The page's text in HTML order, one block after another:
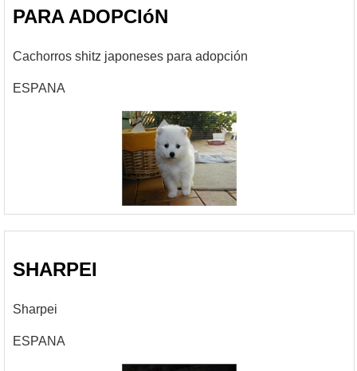
PARA ADOPCIóN
Cachorros shitz japoneses para adopción
ESPANA
SHARPEI
Sharpei
ESPANA